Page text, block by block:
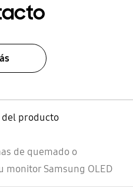
del producto
de quemado o
monitor Samsung OLED